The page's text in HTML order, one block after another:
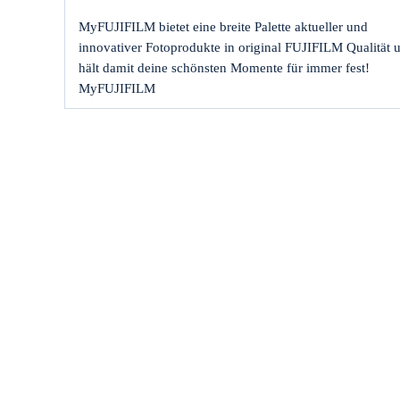
MyFUJIFILM bietet eine breite Palette aktueller und
innovativer Fotoprodukte in original FUJIFILM Qualität
hält damit deine schönsten Momente für immer fest!
MyFUJIFILM